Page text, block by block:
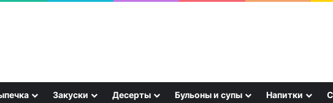
Закуски Десерты Бульоны и супы Напитки